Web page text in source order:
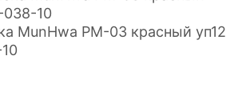
MunHwa PM-03 красный уп12